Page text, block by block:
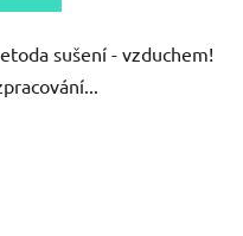
sušení - vzduchem!